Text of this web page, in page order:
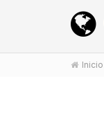
Inicio